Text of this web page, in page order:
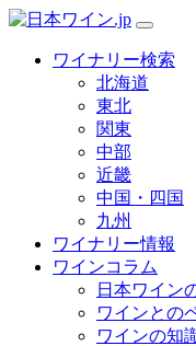
ワイナリー検索
北海道
東北
関東
中部
近畿
中国・四国
九州
ワイナリー情報
ワインコラム
日本ワイン
ワインとの
ワインの知